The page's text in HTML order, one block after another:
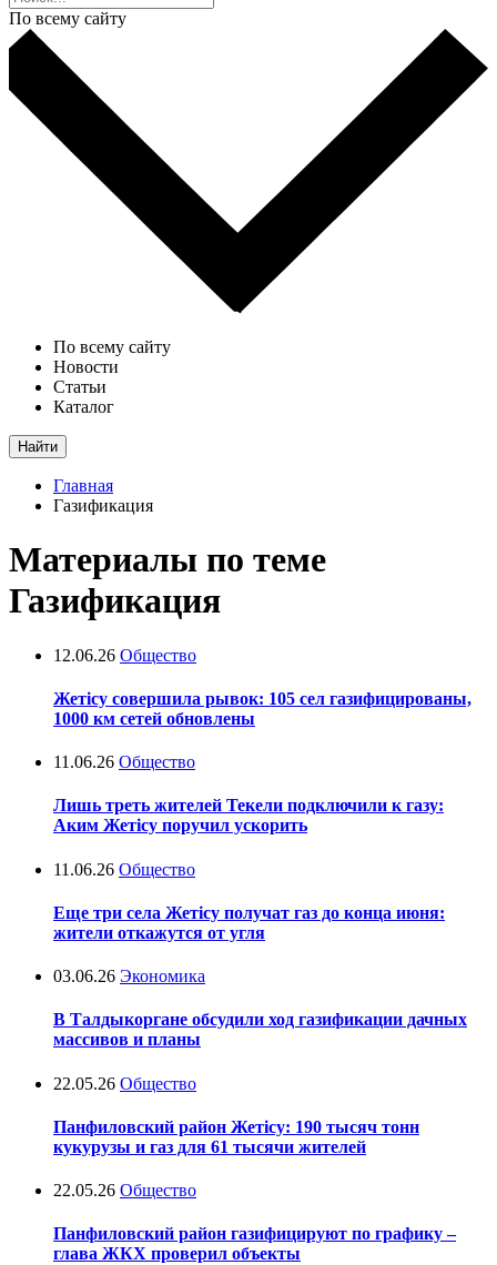
По всему сайту
По всему сайту
Новости
Статьи
Каталог
Найти
Главная
Газификация
Материалы по теме
Газификация
12.06.26 Общество
Жетісу совершила рывок: 105 сел газифицированы,
1000 км сетей обновлены
11.06.26 Общество
Лишь треть жителей Текели подключили к газу:
Аким Жетісу поручил ускорить
11.06.26 Общество
Еще три села Жетісу получат газ до конца июня:
жители откажутся от угля
03.06.26 Экономика
В Талдыкоргане обсудили ход газификации дачных
массивов и планы
22.05.26 Общество
Панфиловский район Жетісу: 190 тысяч тонн
кукурузы и газ для 61 тысячи жителей
22.05.26 Общество
Панфиловский район газифицируют по графику –
глава ЖКХ проверил объекты